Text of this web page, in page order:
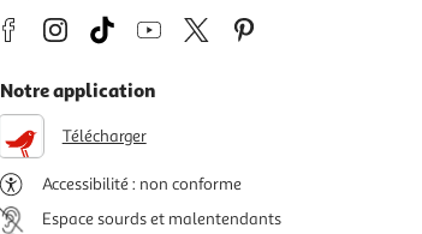
Notre application
Télécharger
Accessibilité : non conforme
Espace sourds et malentendants